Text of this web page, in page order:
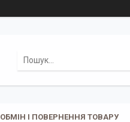
ОБМІН І ПОВЕРНЕННЯ ТОВАРУ